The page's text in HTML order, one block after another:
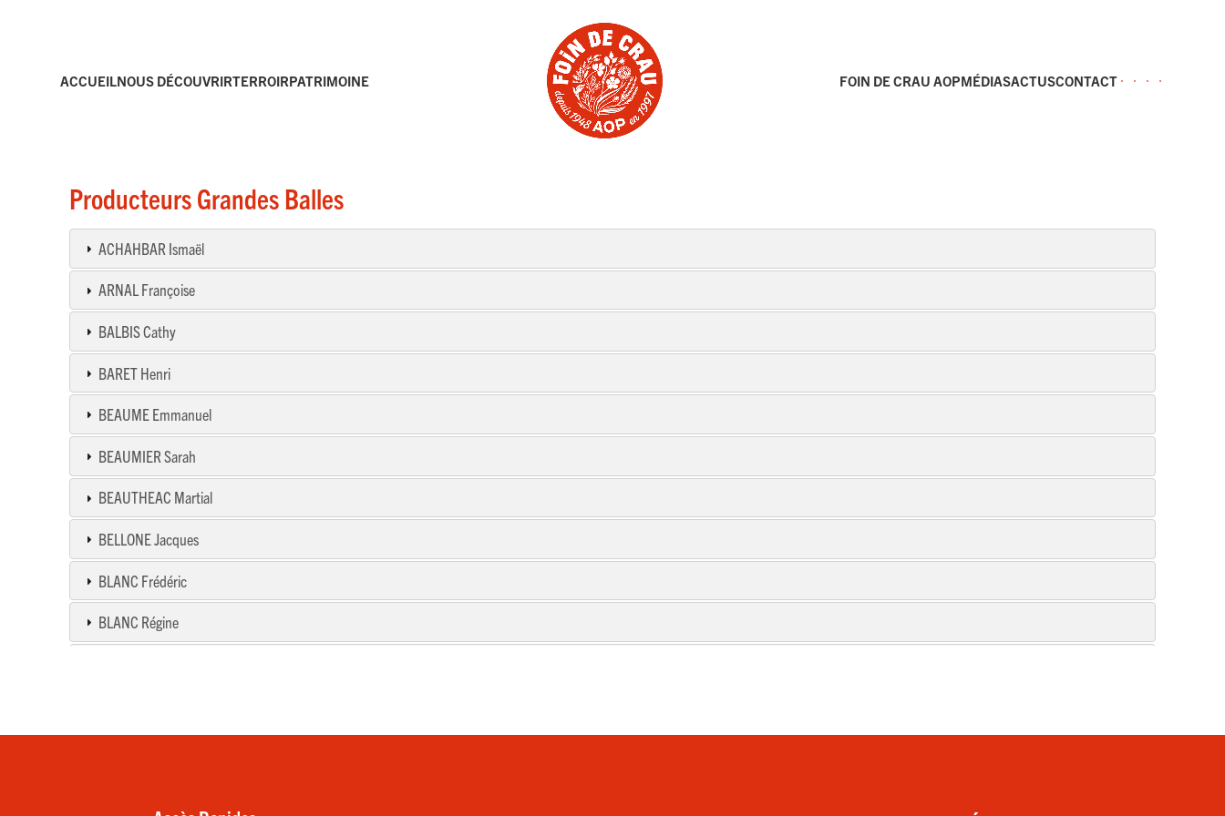
ACCUEIL NOUS DÉCOUVRIRTERROIRPATRIMOINE FOIN DE CRAU AOPMÉDIASACTUSCONTACT
Producteurs Grandes Balles
ACHAHBAR Ismaël
ARNAL Françoise
BALBIS Cathy
BARET Henri
BEAUME Emmanuel
BEAUMIER Sarah
BEAUTHEAC Martial
BELLONE Jacques
BLANC Frédéric
BLANC Régine